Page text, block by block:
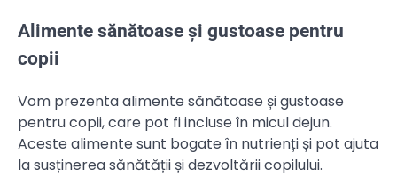
Alimente sănătoase și gustoase pentru
copii
Vom prezenta alimente sănătoase și gustoase
pentru copii, care pot fi incluse în micul dejun.
Aceste alimente sunt bogate în nutrienți și pot ajuta
la susținerea sănătății și dezvoltării copilului.